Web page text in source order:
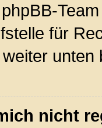
für
unten
nicht